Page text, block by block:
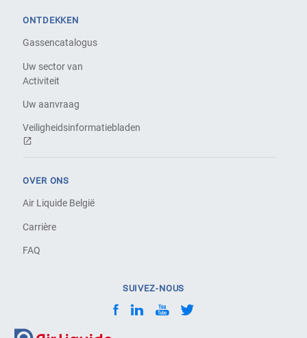
ONTDEKKEN
Gassencatalogus
Uw sector van
Activiteit
Uw aanvraag
Veiligheidsinformatiebladen
OVER ONS
Air Liquide België
Carrière
FAQ
SUIVEZ-NOUS